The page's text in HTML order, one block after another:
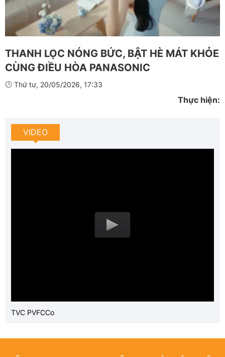
Video
THANH LỌC NÓNG BỨC, BẬT HÈ MÁT KHỎE
CÙNG ĐIỀU HÒA PANASONIC
Thứ tư, 20/05/2026, 17:33
Thực hiện:
VIDEO
TVC PVFCCo